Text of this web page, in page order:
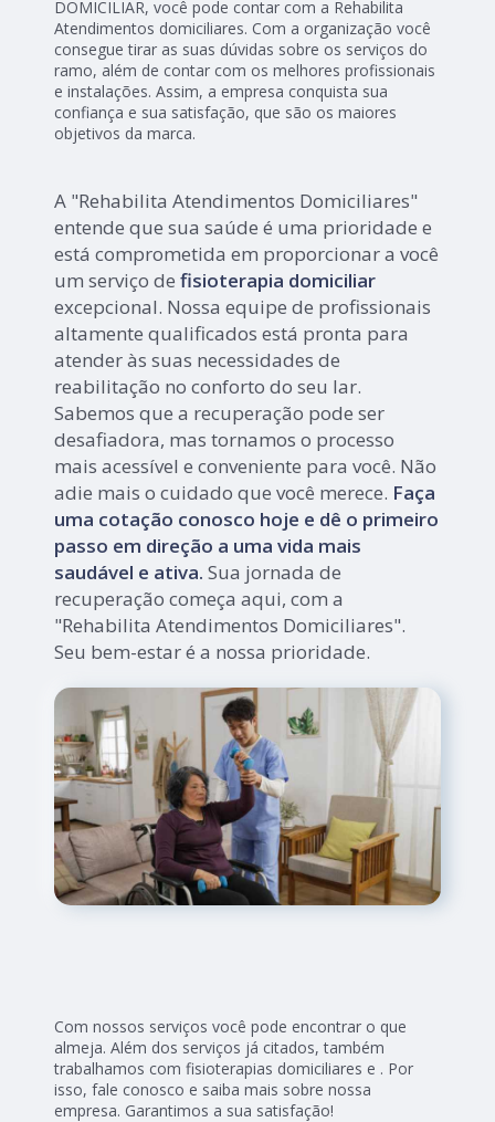
DOMICILIAR, você pode contar com a Rehabilita
Atendimentos domiciliares. Com a organização você
consegue tirar as suas dúvidas sobre os serviços do
ramo, além de contar com os melhores profissionais
e instalações. Assim, a empresa conquista sua
confiança e sua satisfação, que são os maiores
objetivos da marca.
A "Rehabilita Atendimentos Domiciliares"
entende que sua saúde é uma prioridade e
está comprometida em proporcionar a você
um serviço defisioterapia domiciliar
excepcional. Nossa equipe de profissionais
altamente qualificados está pronta para
atender às suas necessidades de
reabilitação no conforto do seu lar.
Sabemos que a recuperação pode ser
desafiadora, mas tornamos o processo
mais acessível e conveniente para você. Não
adie mais o cuidado que você merece. Faça
uma cotação conosco hoje e dê o primeiro
passo em direção a uma vida mais
saudável e ativa. Sua jornada de
recuperação começa aqui, com a
"Rehabilita Atendimentos Domiciliares".
Seu bem-estar é a nossa prioridade.
Com nossos serviços você pode encontrar o que
almeja. Além dos serviços já citados, também
trabalhamos com fisioterapias domiciliares e . Por
isso, fale conosco e saiba mais sobre nossa
empresa. Garantimos a sua satisfação!